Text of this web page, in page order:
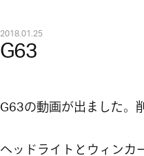
2018.01.25
G63
G63の動画が出ました。